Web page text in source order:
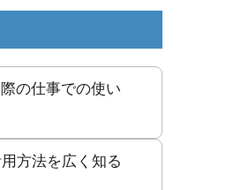
の仕事での使い
方法を広く知る